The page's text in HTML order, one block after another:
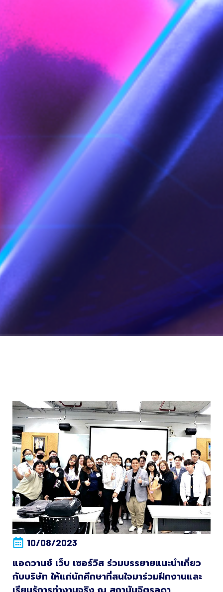
10/08/2023
แอดวานซ์ เว็บ เซอร์วิส ร่วมบรรยายแนะนำเกี่ยว
กับบริษัท ให้แก่นักศึกษาที่สนใจมาร่วมฝึกงานและ